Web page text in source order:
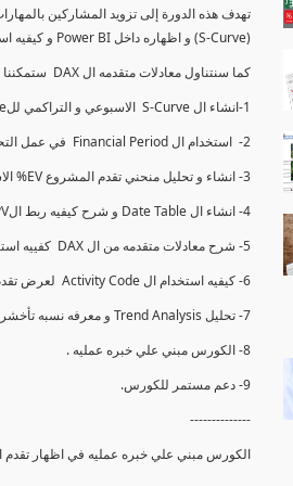
(S-Curve) و اظهاره داخل Power BI و كيفيه استخدام خاصيه Financial Period داهل البريماف
كما سنتناول معادلات متقدمه ال DAX ستمكننا منا عرض نسم التقدم و التأخير في المشروع و اي الاقسام اكثر تأخيرا , كل هذا بشكل تفاعلي و محدث باستمرار.
1-انشاء ال S-Curve الاسبوعي و التراكمي للBaseline داخل ال Power BI.
2- استخدام ال Financial Period في عمل التحديثات و حفظها.
3- انشاء و تحليل منحني تقدم المشروع EV% الاسبوعي و التراكمي.
4- انشاء ال Date Table و شرح كيفيه ربط الPV% مع ال EV% .
5- شرح معادلات متقدمه من ال DAX كفييه استخدامها في عرض المؤشرات المشروع (KPIs) بشكل دقيق.
6- كيفيه استخدام ال Activity Code لعرض تقدم المشروع بأكثر من طريقه .
7- تحليل Trend Analysis و معرفه نسبه تأخشر المشروع و حجم التأخير لكل منطقه في المشروع .
8- الكورس مبني علي خبره عمليه .
9- دعم مستمر للكورس.
--------------
الكورس مبني علي خبره عمليه في اظهار تقدم